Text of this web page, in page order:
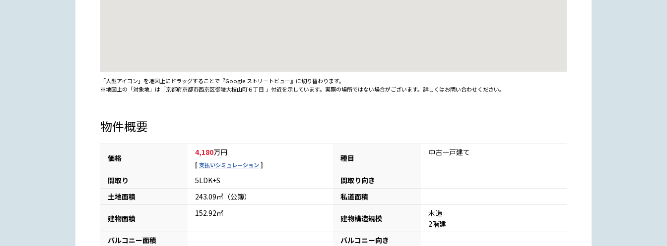
「人型アイコン」を地図上にドラッグすることで『Google ストリートビュー』に切り替わります。
※地図上の「対象地」は「京都府京都市西京区御陵大枝山町６丁目 」付近を示しています。実際の場所ではない場合がございます。詳しくはお問い合わせください。
物件概要
価格
4,180万円
支払いシミュレーション
種目
中古一戸建て
間取り 5LDK+S
間取り向き
土地面積
243.09㎡（公簿） 私道面積
建物面積
152.92㎡
建物構造規模
木造
2階建
バルコニー面積
バルコニー向き